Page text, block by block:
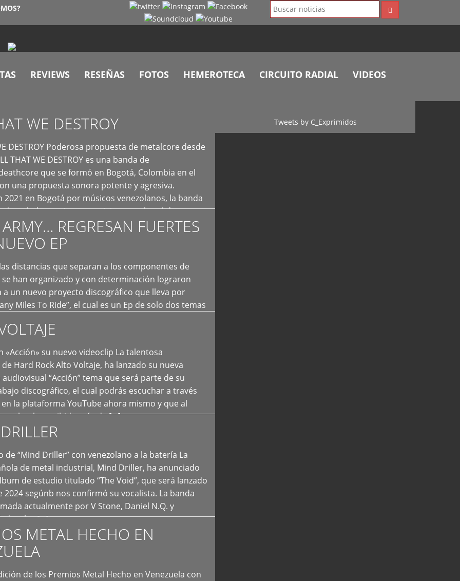
REVIEWS RESEÑAS FOTOS HEMEROTECA CIRCUITO RADIAL VIDEOS
WE DESTROY
DESTROY Poderosa propuesta de metalcore desde
THAT WE DESTROY es una banda de
que se formó en Bogotá, Colombia en el
una propuesta sonora potente y agresiva.
2021 en Bogotá por músicos venezolanos, la banda
demoledores, ritmos vertiginosos y breakdowns
creando […]REGRESAN FUERTES
EP
distancias que separan a los componentes de
se han organizado y con determinación lograron
a un nuevo proyecto discográfico que lleva por
Miles To Ride”, el cual es un Ep de solo dos temas
[…]
«Acción» su nuevo videoclip La talentosa
Hard Rock Alto Voltaje, ha lanzado su nueva
“Acción” tema que será parte de su
discográfico, el cual podrás escuchar a través
la plataforma YouTube ahora mismo y que al
ya ha recibido más de […]
de “Mind Driller” con venezolano a la batería La
de metal industrial, Mind Driller, ha anunciado
de estudio titulado “The Void”, que será lanzado
2024 segúnb nos confirmó su vocalista. La banda
actualmente por V Stone, Daniel N.Q. y
a las […]
METAL HECHO EN
de los Premios Metal Hecho en Venezuela con
Tweets by C_Exprimidos